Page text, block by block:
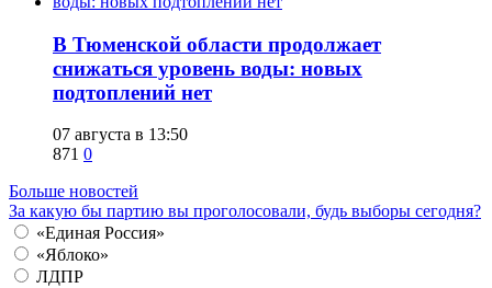
​В Тюменской области продолжает
снижаться уровень воды: новых
подтоплений нет
07 августа в 13:50
871 0
Больше новостей
За какую бы партию вы проголосовали, будь выборы сегодня?
«Единая Россия»
«Яблоко»
ЛДПР